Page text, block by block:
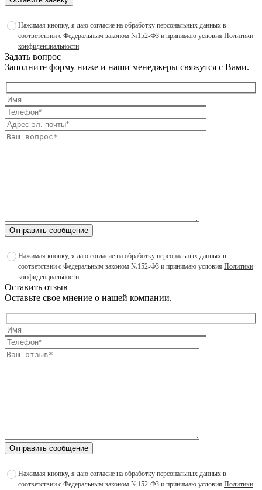
Нажимая кнопку, я даю согласие на обработку персональных данных в
соответствии с Федеральным законом №152-ФЗ и принимаю условия Политики
конфиденциальности
Задать вопрос
Заполните форму ниже и наши менеджеры свяжутся с Вами.
Отправить сообщение
Нажимая кнопку, я даю согласие на обработку персональных данных в
соответствии с Федеральным законом №152-ФЗ и принимаю условия Политики
конфиденциальности
Оставить отзыв
Оставьте свое мнение о нашей компании.
Отправить сообщение
Нажимая кнопку, я даю согласие на обработку персональных данных в
соответствии с Федеральным законом №152-ФЗ и принимаю условия Политики